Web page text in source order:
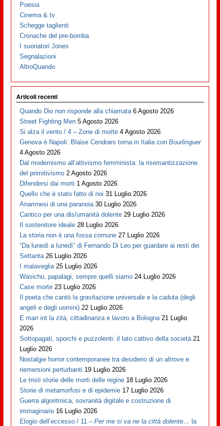
Poesia
Cinema & tv
Schegge taglienti
Cronache del pre-bomba
I suonatori Jones
Segnalazioni
AltroQuando
Articoli recenti
Quando Dio non risponde alla chiamata 6 Agosto 2026
Street Fighting Men 5 Agosto 2026
Si alza il vento / 4 – Zone di morte 4 Agosto 2026
Genova è Napoli: Blaise Cendrars torna in Italia conBourlinguer
4 Agosto 2026
Dal modernismo all’attivismo femminista: la risemantizzazione
del primitivismo 2 Agosto 2026
Difendersi dai morti 1 Agosto 2026
Quello che è stato fatto di noi 31 Luglio 2026
Anamnesi di una paranoia 30 Luglio 2026
Cantico per una dis/umanità dolente 29 Luglio 2026
Il sostenitore ideale 28 Luglio 2026
La storia non è una fossa comune 27 Luglio 2026
“Da lunedì a lunedì” di Fernando Di Leo per guardare ai resti dei
Settanta 26 Luglio 2026
I malaveglia 25 Luglio 2026
Wasichu, papalagi, sempre quelli siamo 24 Luglio 2026
Case morte 23 Luglio 2026
Il poeta che cantò la gravitazione universale e la caduta (degli
angeli e degli uomini) 22 Luglio 2026
E man int la zità, cittadinanza e lavoro a Bologna 21 Luglio
2026
Sottopagati, sporchi e puzzolenti: il lato cattivo della società 21
Luglio 2026
Nostalgie horror contemporanee tra desiderio di un altrove e
riemersioni perturbanti 19 Luglio 2026
Le tristi storie delle morti delle regine 18 Luglio 2026
Storie di metamorfosi e di epidemie 17 Luglio 2026
Guerra algoritmica, sovranità digitale e costruzione di
immaginario 16 Luglio 2026
Elogio dell’eccesso / 11 –Per me si va ne la città dolente… la